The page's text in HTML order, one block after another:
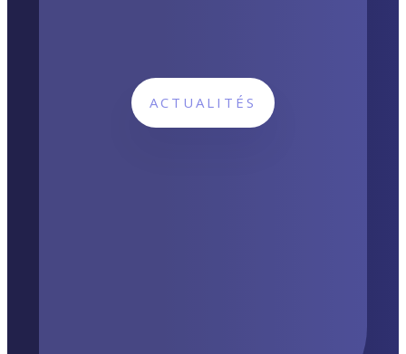
ACTUALITÉS